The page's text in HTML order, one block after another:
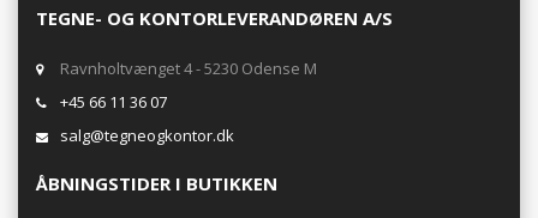
TEGNE- OG KONTORLEVERANDØREN A/S
Ravnholtvænget 4 - 5230 Odense M
+45 66 11 36 07
salg@tegneogkontor.dk
ÅBNINGSTIDER I BUTIKKEN